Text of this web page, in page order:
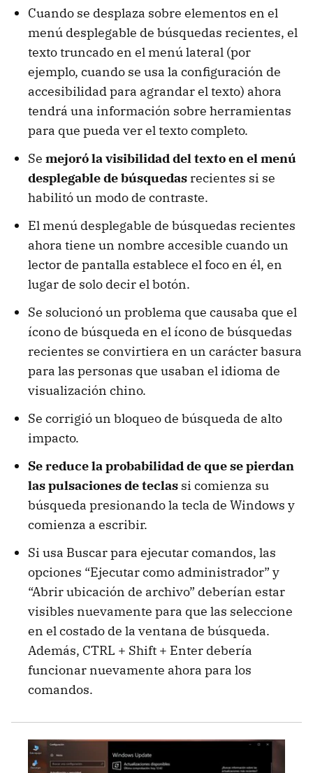
Cuando se desplaza sobre elementos en el
menú desplegable de búsquedas recientes, el
texto truncado en el menú lateral (por
ejemplo, cuando se usa la configuración de
accesibilidad para agrandar el texto) ahora
tendrá una información sobre herramientas
para que pueda ver el texto completo.
Se mejoró la visibilidad del texto en el menú
desplegable de búsquedas recientes si se
habilitó un modo de contraste.
El menú desplegable de búsquedas recientes
ahora tiene un nombre accesible cuando un
lector de pantalla establece el foco en él, en
lugar de solo decir el botón.
Se solucionó un problema que causaba que el
ícono de búsqueda en el ícono de búsquedas
recientes se convirtiera en un carácter basura
para las personas que usaban el idioma de
visualización chino.
Se corrigió un bloqueo de búsqueda de alto
impacto.
Se reduce la probabilidad de que se pierdan
las pulsaciones de teclas si comienza su
búsqueda presionando la tecla de Windows y
comienza a escribir.
Si usa Buscar para ejecutar comandos, las
opciones “Ejecutar como administrador” y
“Abrir ubicación de archivo” deberían estar
visibles nuevamente para que las seleccione
en el costado de la ventana de búsqueda.
Además, CTRL + Shift + Enter debería
funcionar nuevamente ahora para los
comandos.